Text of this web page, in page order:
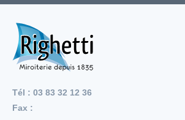
Tél : 03 83 32 12 36
Fax :